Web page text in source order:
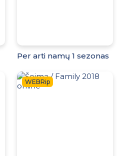
Per arti namų 1 sezonas
WEBRip